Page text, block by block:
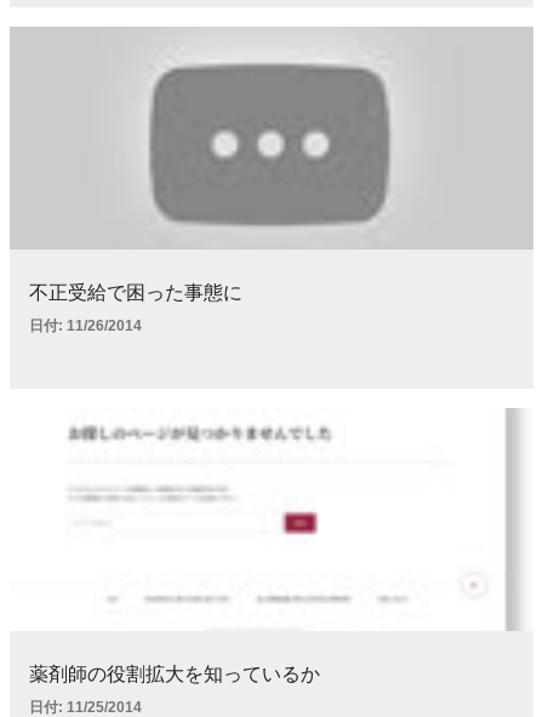
不正受給で困った事態に
日付: 11/26/2014
薬剤師の役割拡大を知っているか
日付: 11/25/2014